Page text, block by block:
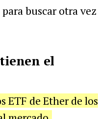
buscar otra vez
el
ETF de Ether de los